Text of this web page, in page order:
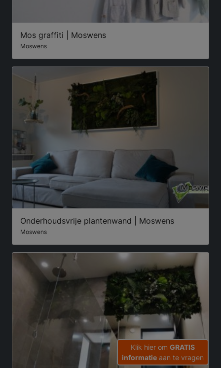
Mos graffiti | Moswens
Moswens
Onderhoudsvrije plantenwand | Moswens
Moswens
Klik hier om GRATIS
informatie aan te vragen